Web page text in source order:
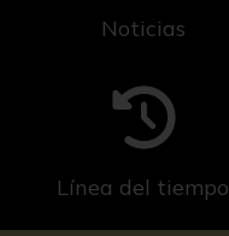
Noticias
Línea del tiempo